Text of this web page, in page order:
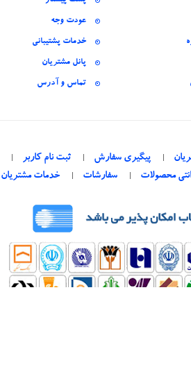
عودت وجه
خدمات پشتیبانی
پانل مشتریان
تماس و آدرس
پیگیری سفارش ثبت نام کاربر
محصولات سفارشات خدمات مشتریان